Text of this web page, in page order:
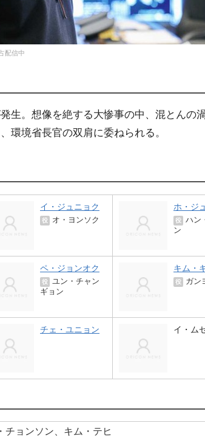
配信中
生。想像を絶する大惨事の中、混とんの
環境省長官の双肩に委ねられる。
イ・ジュニョク
役 オ・ヨンソク
ホ・ジ
役
ハン
ン
ペ・ジョンオク
役
ユン・チャン
ギョン
キム・
役 ガン
チェ・ユニョン イ・ム
チョンソン、キム・テヒ